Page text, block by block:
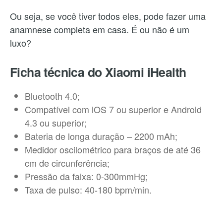
Ou seja, se você tiver todos eles, pode fazer uma
anamnese completa em casa. É ou não é um
luxo?
Ficha técnica do Xiaomi iHealth
Bluetooth 4.0;
Compatível com iOS 7 ou superior e Android
4.3 ou superior;
Bateria de longa duração – 2200 mAh;
Medidor oscilométrico para braços de até 36
cm de circunferência;
Pressão da faixa: 0-300mmHg;
Taxa de pulso: 40-180 bpm/min.